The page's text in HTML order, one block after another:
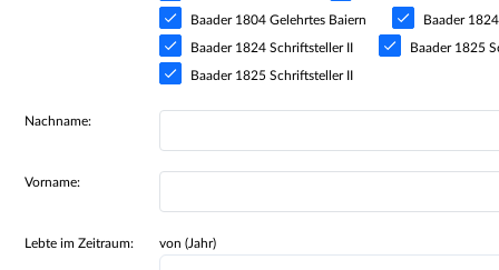
Baader 1804 Gelehrtes Baiern Baader
Baader 1824 Schriftsteller II Baader 1825
Baader 1825 Schriftsteller II
Nachname:
Vorname:
Lebte im Zeitraum: von (Jahr)